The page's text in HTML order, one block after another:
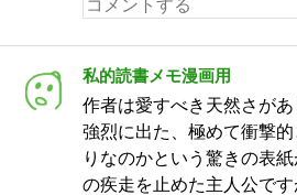
私的読書メモ漫画用
作者は愛すべき天然さが
強烈に出た、極めて衝撃
りなのかという驚きの表
の疾走を止めた主人公で